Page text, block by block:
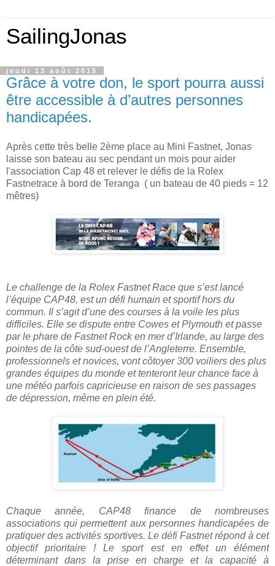
SailingJonas
jeudi 13 août 2015
Grâce à votre don, le sport pourra aussi
être accessible à d’autres personnes
handicapées.
Après cette très belle 2ème place au Mini Fastnet, Jonas
laisse son bateau au sec pendant un mois pour aider
l'association Cap 48 et relever le défis de la Rolex
Fastnetrace à bord de Teranga ( un bateau de 40 pieds = 12
mêtres)
Le challenge de la Rolex Fastnet Race que s’est lancé
l’équipe CAP48, est un défi humain et sportif hors du
commun. Il s’agit d’une des courses à la voile les plus
difficiles. Elle se dispute entre Cowes et Plymouth et passe
par le phare de Fastnet Rock en mer d’Irlande, au large des
pointes de la côte sud-ouest de l’Angleterre. Ensemble,
professionnels et novices, vont côtoyer 300 voiliers des plus
grandes équipes du monde et tenteront leur chance face à
une météo parfois capricieuse en raison de ses passages
de dépression, même en plein été.
Chaque année, CAP48 finance de nombreuses
associations qui permettent aux personnes handicapées de
pratiquer des activités sportives. Le défi Fastnet répond à cet
objectif prioritaire ! Le sport est en effet un élément
déterminant dans la prise en charge et la capacité à